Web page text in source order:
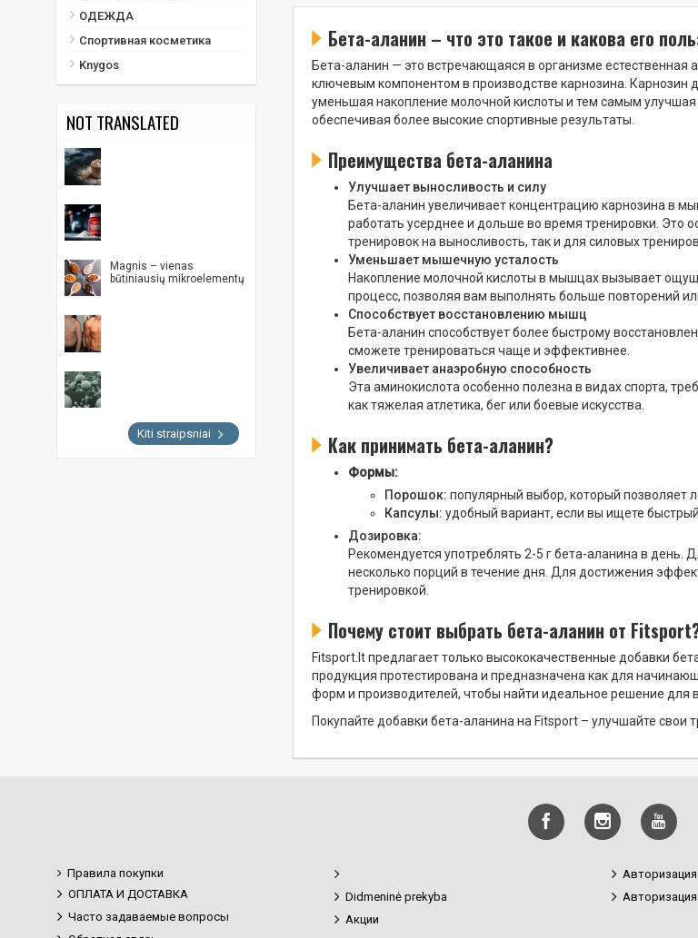
ОДЕЖДА
Спортивная косметика
Knygos
NOT TRANSLATED
Magnis – vienas
būtiniausių mikroelementų
Kiti straipsniai
Бета-аланин – что это такое и какова его
Бета-аланин — это встречающаяся в организме естественная
ключевым компонентом в производстве карнозина. Карнозин
уменьшая накопление молочной кислоты и тем самым
обеспечивая более высокие спортивные результаты.
Преимущества бета-аланина
Улучшает выносливость и силу
Бета-аланин увеличивает концентрацию карнозина в
работать усерднее и дольше во время тренировки. Это
тренировок на выносливость, так и для силовых
Уменьшает мышечную усталость
Накопление молочной кислоты в мышцах вызывает
процесс, позволяя вам выполнять больше повторений
Способствует восстановлению мышц
Бета-аланин способствует более быстрому
сможете тренироваться чаще и эффективнее.
Увеличивает анаэробную способность
Эта аминокислота особенно полезна в видах спорта,
как тяжелая атлетика, бег или боевые искусства.
Как принимать бета-аланин?
Формы:
Порошок: популярный выбор, который позволяет
Капсулы: удобный вариант, если вы ищете
Дозировка:
Рекомендуется употреблять 2-5 г бета-аланина в
несколько порций в течение дня. Для достижения
тренировкой.
Почему стоит выбрать бета-аланин от
Fitsport.lt предлагает только высококачественные добавки
продукция протестирована и предназначена как для
форм и производителей, чтобы найти идеальное решение для
Покупайте добавки бета-аланина на Fitsport – улучшайте свои
Правила покупки
ОПЛАТА И ДОСТАВКА
Часто задаваемые вопросы
Didmeninė prekyba
Акции
Авторизация
Авторизация